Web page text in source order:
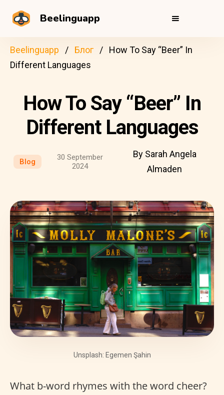
Beelinguapp
Beelinguapp Блог
How To Say “Beer” In
Different Languages
How To Say “Beer” In
Different Languages
Blog
30 September
2024
By Sarah Angela
Almaden
Unsplash: Egemen Şahin
What b-word rhymes with the word cheer?